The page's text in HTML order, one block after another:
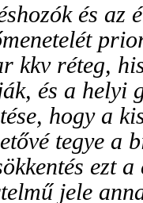
és az
kkvréteg,
és a helyi
hogy a
tegye a
ezt
jele